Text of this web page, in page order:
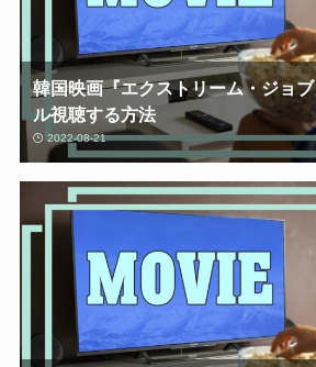
韓国映画『エクストリーム・ジョ
ル視聴する方法
2022-08-21